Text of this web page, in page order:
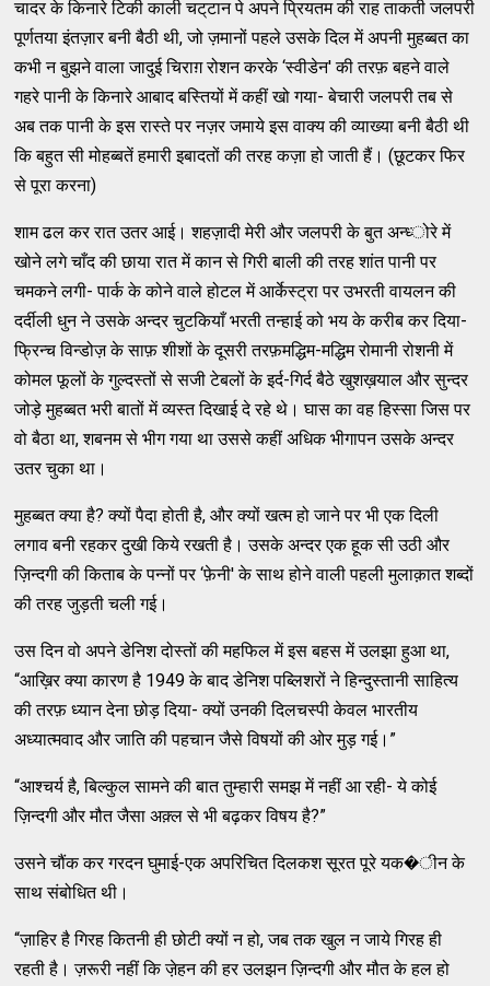
चादर के किनारे टिकी काली चट्‌टान पे अपने प्रियतम की राह ताकती जलपरी
पूर्णतया इंतज़ार बनी बैठी थी, जो ज़मानों पहले उसके दिल में अपनी मुहब्‍बत का
कभी न बुझने वाला जादुई चिराग़ रोशन करके ‘स्‍वीडेन' की तरफ़ बहने वाले
गहरे पानी के किनारे आबाद बस्‍तियों में कहीं खो गया- बेचारी जलपरी तब से
अब तक पानी के इस रास्‍ते पर नज़र जमाये इस वाक्‍य की व्‍याख्‍या बनी बैठी थी
कि बहुत सी मोहब्‍बतें हमारी इबादतों की तरह कज़ा हो जाती हैं। (छूटकर फिर
से पूरा करना)
शाम ढल कर रात उतर आई। शहज़ादी मेरी और जलपरी के बुत अन्‍ध्‍ोरे में
खोने लगे चाँद की छाया रात में कान से गिरी बाली की तरह शांत पानी पर
चमकने लगी- पार्क के कोने वाले होटल में आर्केस्‍ट्रा पर उभरती वायलन की
दर्दीली धुन ने उसके अन्‍दर चुटकियाँ भरती तन्‍हाई को भय के करीब कर दिया-
फ्रिन्‍च विन्‍डोज़ के साफ़ शीशों के दूसरी तरफ़मद्धिम-मद्धिम रोमानी रोशनी में
कोमल फूलों के गुल्‍दस्‍तों से सजी टेबलों के इर्द-गिर्द बैठे खुशख़याल और सुन्‍दर
जोड़े मुहब्‍बत भरी बातों में व्‍यस्‍त दिखाई दे रहे थे। घास का वह हिस्‍सा जिस पर
वो बैठा था, शबनम से भीग गया था उससे कहीं अधिक भीगापन उसके अन्‍दर
उतर चुका था।
मुहब्‍बत क्‍या है? क्‍यों पैदा होती है, और क्‍यों खत्‍म हो जाने पर भी एक दिली
लगाव बनी रहकर दुखी किये रखती है। उसके अन्‍दर एक हूक सी उठी और
ज़िन्‍दगी की किताब के पन्‍नों पर ‘फ़ेनी' के साथ होने वाली पहली मुलाक़ात शब्‍दों
की तरह जुड़ती चली गई।
उस दिन वो अपने डेनिश दोस्‍तों की महफिल में इस बहस में उलझा हुआ था,
“आख़िर क्‍या कारण है 1949 के बाद डेनिश पब्‍लिशरों ने हिन्‍दुस्‍तानी साहित्‍य
की तरफ़ ध्‍यान देना छोड़ दिया- क्‍यों उनकी दिलचस्‍पी केवल भारतीय
अध्‍यात्‍मवाद और जाति की पहचान जैसे विषयों की ओर मुड़ गई।”
“आश्‍चर्य है, बिल्‍कुल सामने की बात तुम्‍हारी समझ में नहीं आ रही- ये कोई
ज़िन्‍दगी और मौत जैसा अक़्‍ल से भी बढ़कर विषय है?”
उसने चौंक कर गरदन घुमाई-एक अपरिचित दिलकश सूरत पूरे यक�ीन के
साथ संबोधित थी।
“ज़ाहिर है गिरह कितनी ही छोटी क्‍यों न हो, जब तक खुल न जाये गिरह ही
रहती है। ज़रूरी नहीं कि जे़हन की हर उलझन ज़िन्‍दगी और मौत के हल हो